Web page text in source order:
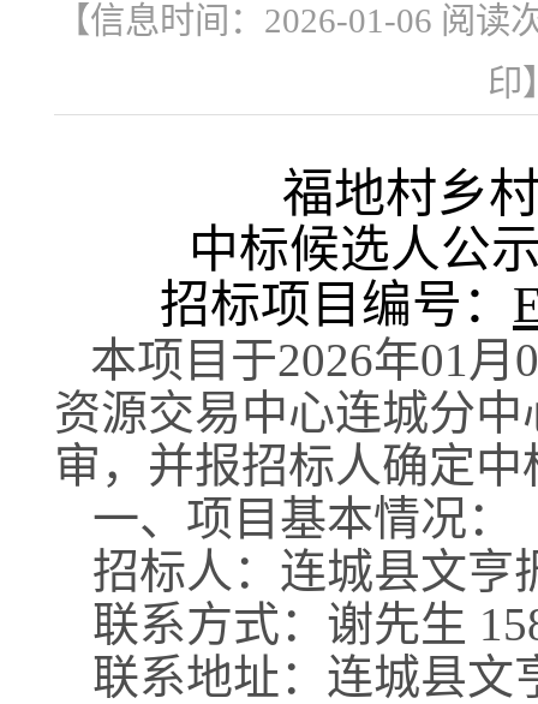
【信息时间：2026-01-06 阅读
印
福地村乡
中标候选人公
招标项目编号：
本项目于2026年01月
资源交易中心连城分中
审，并报招标人确定
一、项目基本情况：
招标人： 连城县文亨
联系方式： 谢先生
联系地址： 连城县文